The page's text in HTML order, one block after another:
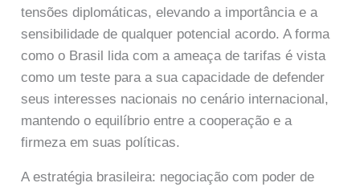
tensões diplomáticas, elevando a importância e a
sensibilidade de qualquer potencial acordo. A forma
como o Brasil lida com a ameaça de tarifas é vista
como um teste para a sua capacidade de defender
seus interesses nacionais no cenário internacional,
mantendo o equilíbrio entre a cooperação e a
firmeza em suas políticas.
A estratégia brasileira: negociação com poder de